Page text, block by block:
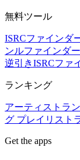
無料ツール
ISRCファインダ
ンルファインダー
逆引きISRCファ
ランキング
アーティストラ
グ プレイリスト
Get the apps